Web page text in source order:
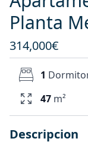
Planta
314,000€
1
47 m²
Descripcion